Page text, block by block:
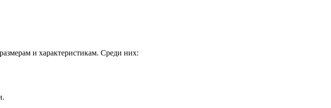
и характеристикам. Среди них: